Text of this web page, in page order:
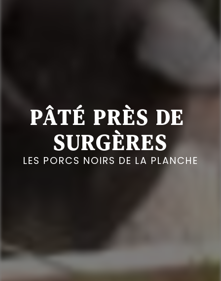
PÂTÉ PRÈS DE
SURGÈRES
LES PORCS NOIRS DE LA PLANCHE